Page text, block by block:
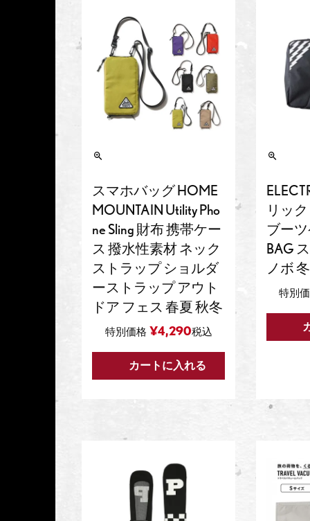
スマホバッグ HOME
MOUNTAIN Utility Pho
ne Sling 財布 携帯ケー
ス 撥水性素材 ネック
ストラップ ショルダ
ーストラップ アウト
ドア フェス 春夏 秋冬
特別価格 ¥4,290税込
カートに入れる
リッ
ブー
BAG
ノボ 冬
特別